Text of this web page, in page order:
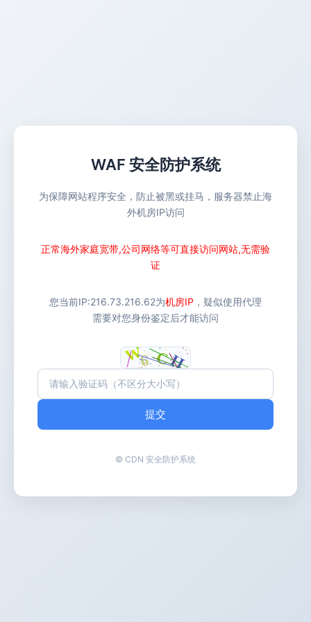
WAF 安全防护系统
为保障网站程序安全，防止被黑或挂马，服务器禁止海
外机房IP访问
正常海外家庭宽带,公司网络等可直接访问网站,无需验
证
您当前IP:216.73.216.62为机房IP ，疑似使用代理
需要对您身份鉴定后才能访问
提交
© CDN 安全防护系统